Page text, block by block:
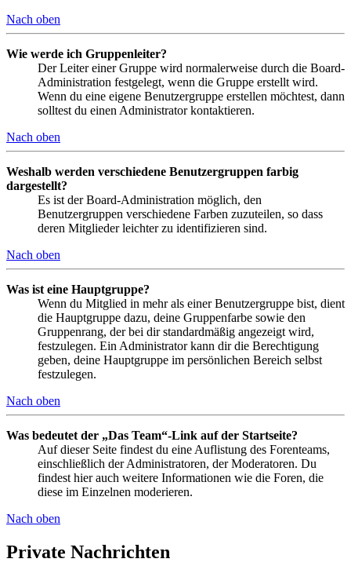
Nach oben
Wie werde ich Gruppenleiter?
Der Leiter einer Gruppe wird normalerweise durch die Board-
Administration festgelegt, wenn die Gruppe erstellt wird.
Wenn du eine eigene Benutzergruppe erstellen möchtest, dann
solltest du einen Administrator kontaktieren.
Nach oben
Weshalb werden verschiedene Benutzergruppen farbig
dargestellt?
Es ist der Board-Administration möglich, den
Benutzergruppen verschiedene Farben zuzuteilen, so dass
deren Mitglieder leichter zu identifizieren sind.
Nach oben
Was ist eine Hauptgruppe?
Wenn du Mitglied in mehr als einer Benutzergruppe bist, dient
die Hauptgruppe dazu, deine Gruppenfarbe sowie den
Gruppenrang, der bei dir standardmäßig angezeigt wird,
festzulegen. Ein Administrator kann dir die Berechtigung
geben, deine Hauptgruppe im persönlichen Bereich selbst
festzulegen.
Nach oben
Was bedeutet der „Das Team“-Link auf der Startseite?
Auf dieser Seite findest du eine Auflistung des Forenteams,
einschließlich der Administratoren, der Moderatoren. Du
findest hier auch weitere Informationen wie die Foren, die
diese im Einzelnen moderieren.
Nach oben
Private Nachrichten